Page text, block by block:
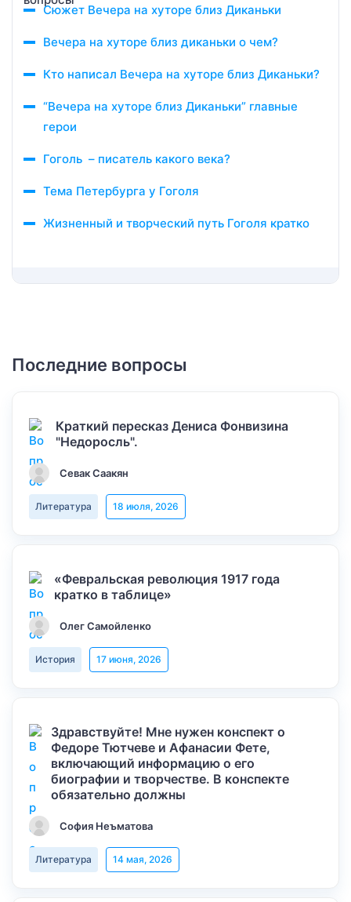
Сюжет Вечера на хуторе близ Диканьки
Вечера на хуторе близ диканьки о чем?
Кто написал Вечера на хуторе близ Диканьки?
“Вечера на хуторе близ Диканьки” главные
герои
Гоголь – писатель какого века?
Тема Петербурга у Гоголя
Жизненный и творческий путь Гоголя кратко
Последние вопросы
Краткий пересказ Дениса Фонвизина
"Недоросль".
Севак Саакян
Литература 18 июля, 2026
«Февральская революция 1917 года
кратко в таблице»
Олег Самойленко
История 17 июня, 2026
Здравствуйте! Мне нужен конспект о
Федоре Тютчеве и Афанасии Фете,
включающий информацию о его
биографии и творчестве. В конспекте
обязательно должны
София Неъматова
Литература 14 мая, 2026